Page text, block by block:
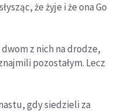
że żyje i że ona Go
z nich na drodze,
pozostałym. Lecz
gdy siedzieli za